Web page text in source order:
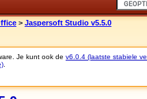
> Jaspersoft Studio v5.5.0
Je kunt ook de v6.0.4 (laatste stabiele